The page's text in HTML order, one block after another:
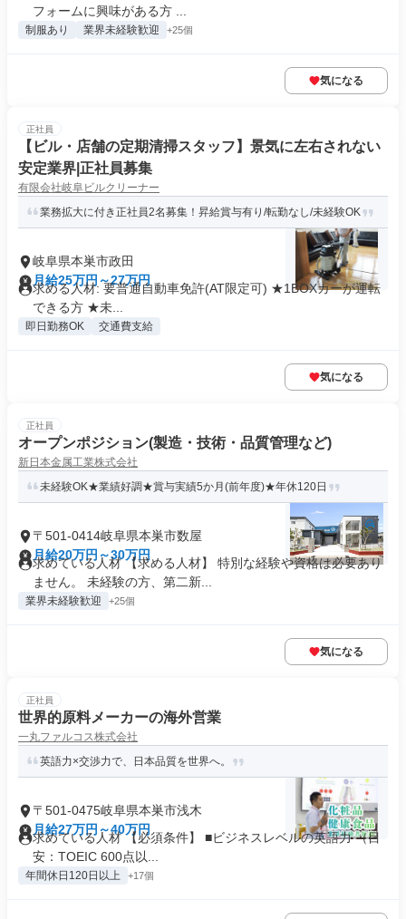
フォームに興味がある方 ...
制服あり 業界未経験歓迎 +25個
気になる
正社員
【ビル・店舗の定期清掃スタッフ】景気に左右されない
安定業界|正社員募集
有限会社岐阜ビルクリーナー
業務拡大に付き正社員2名募集！昇給賞与有り/転勤なし/未経験OK
岐阜県本巣市政田
月給25万円～27万円
求める人材: 要普通自動車免許(AT限定可) ★1BOXカーが運転
できる方 ★未...
即日勤務OK 交通費支給
気になる
正社員
オープンポジション(製造・技術・品質管理など)
新日本金属工業株式会社
未経験OK★業績好調★賞与実績5か月(前年度)★年休120日
〒501-0414岐阜県本巣市数屋
月給20万円～30万円
求めている人材 【求める人材】 特別な経験や資格は必要あり
ません。 未経験の方、第二新...
業界未経験歓迎 +25個
気になる
正社員
世界的原料メーカーの海外営業
一丸ファルコス株式会社
英語力×交渉力で、日本品質を世界へ。
〒501-0475岐阜県本巣市浅木
月給27万円～40万円
求めている人材 【必須条件】 ■ビジネスレベルの英語力 （目
安：TOEIC 600点以...
年間休日120日以上 +17個